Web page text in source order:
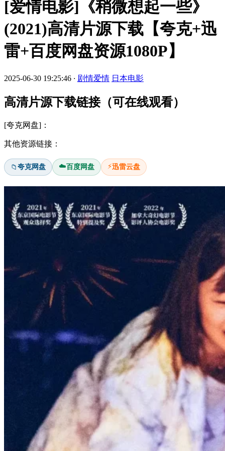
[爱情电影]《稍微想起一些》
(2021)高清片源下载【夸克+迅
雷+百度网盘资源1080P】
2025-06-30 19:25:46 · 剧情爱情 日本电影
高清片源下载链接（可在线观看）
[夸克网盘]：
其他资源链接：
📁夸克网盘 ☁️百度网盘 ⚡迅雷云盘